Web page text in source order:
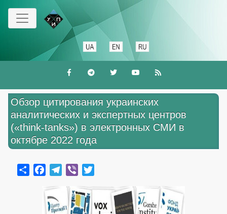
Перейти
основного
Обзор цитирования украинских
аналитических и экспертных центров
(«think-tanks») в электронных СМИ в
октябре 2022 года
ShareFacebookTelegram
Viber